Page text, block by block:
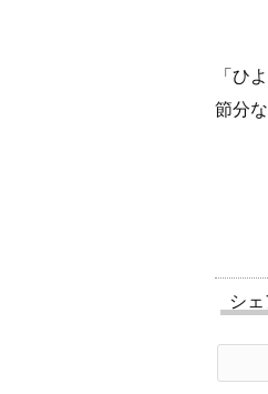
「ひ
節分
シ